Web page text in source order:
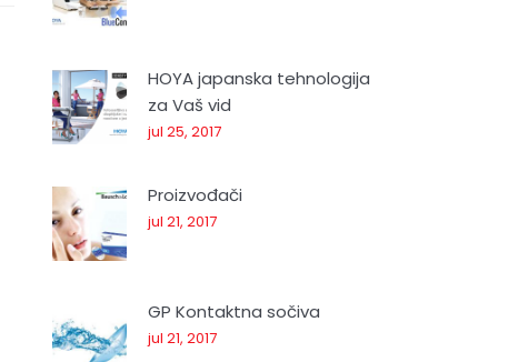
HOYA japanska tehnologija
za Vaš vid
jul 25, 2017
Proizvođači
jul 21, 2017
GP Kontaktna sočiva
jul 21, 2017